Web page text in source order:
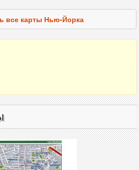
все карты Нью-Йорка